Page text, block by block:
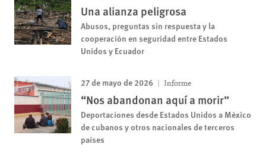
Una alianza peligrosa
Abusos, preguntas sin respuesta y la
cooperación en seguridad entre Estados
Unidos y Ecuador
27 de mayo de 2026 Informe
“Nos abandonan aquí a morir”
Deportaciones desde Estados Unidos a México
de cubanos y otros nacionales de terceros
países